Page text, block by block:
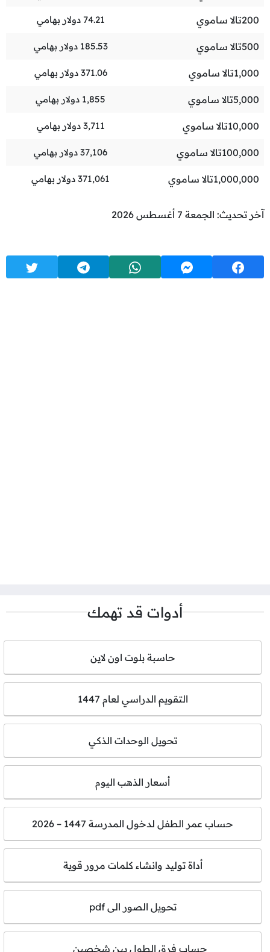
200تالا ساموي 74.21 دولار بهامي
500تالا ساموي 185.53 دولار بهامي
1,000تالا ساموي 371.06 دولار بهامي
5,000تالا ساموي 1,855 دولار بهامي
10,000تالا ساموي 3,711 دولار بهامي
100,000تالا ساموي 37,106 دولار بهامي
1,000,000تالا ساموي 371,061 دولار بهامي
آخر تحديث: الجمعة 7 أغسطس 2026
أدوات قد تهمك
حاسبة بلوت اون لاين
التقويم الدراسي لعام 1447
تحويل الوحدات الذكي
أسعار الذهب اليوم
حساب عمر الطفل لدخول المدرسة 1447 – 2026
أداة توليد وانشاء كلمات مرور قوية
تحويل الصور الى pdf
حساب فرق الطول بين شخصين